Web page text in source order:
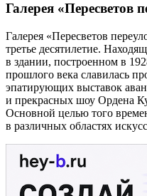
Галерея «Пересветов
Галерея «Пересветов
третье десятилетие.
в здании, построенном в
прошлого века славилась
эпатирующих выставок
и прекрасных шоу Ордена
Основной целью того
в различных областях